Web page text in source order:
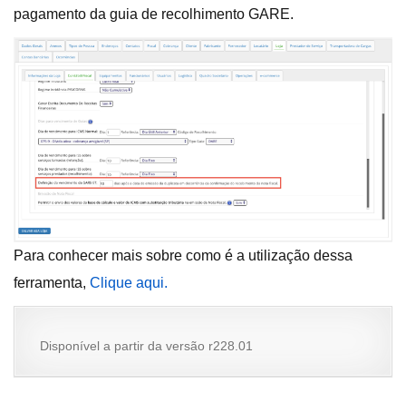
pagamento da guia de recolhimento GARE.
Para conhecer mais sobre como é a utilização dessa
ferramenta, Clique aqui.
Disponível a partir da versão r228.01